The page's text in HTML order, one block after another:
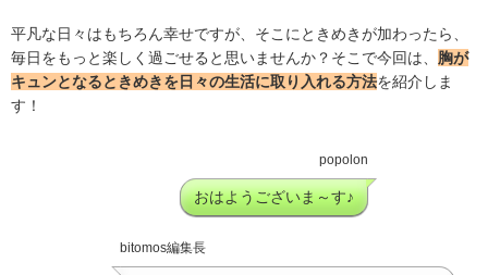
平凡な日々はもちろん幸せですが、そこにときめきが加わったら、
毎日をもっと楽しく過ごせると思いませんか？そこで今回は、 胸が
キュンとなるときめきを日々の生活に取り入れる方法を紹介しま
す！
popolon
おはようございま～す♪
bitomos編集長